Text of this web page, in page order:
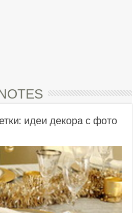
идеи декора с фото